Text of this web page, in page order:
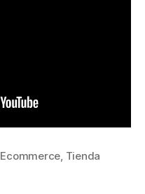
Ecommerce, Tienda